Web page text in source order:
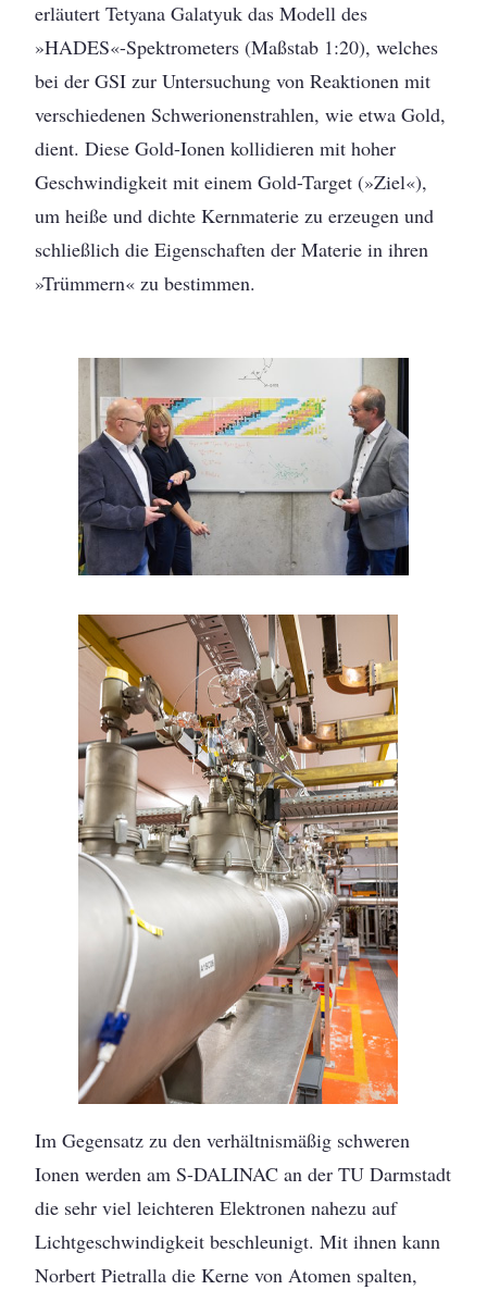
erläutert Tetyana Galatyuk das Modell des
»HADES«-Spektrometers (Maßstab 1:20), welches
bei der GSI zur Untersuchung von Reaktionen mit
verschiedenen Schwerionenstrahlen, wie etwa Gold,
dient. Diese Gold-Ionen kollidieren mit hoher
Geschwindigkeit mit einem Gold-Target (»Ziel«),
um heiße und dichte Kernmaterie zu erzeugen und
schließlich die Eigenschaften der Materie in ihren
»Trümmern« zu bestimmen.
Im Gegensatz zu den verhältnismäßig schweren
Ionen werden am S-DALINAC an der TU Darmstadt
die sehr viel leichteren Elektronen nahezu auf
Lichtgeschwindigkeit beschleunigt. Mit ihnen kann
Norbert Pietralla die Kerne von Atomen spalten,